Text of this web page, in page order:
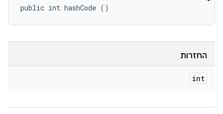
public int hashCode ()
החזרות
int